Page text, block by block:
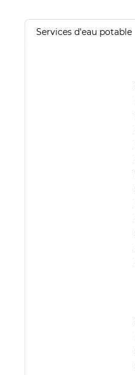
Services d'eau potable